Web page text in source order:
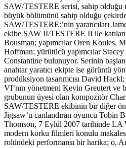
SAW/TESTERE serisi, sahip olduğu
büyük bölümünü sahip olduğu
SAW/TESTERE:’nin yaratıcıları
ekibe SAW II/TESTERE II ile
Bousman; yapımcılar Oren Koules,
Hoffman; yürütücü yapımcılar
Constantine bulunuyor. Serinin
anahtar yaratıcı ekipte ise görüntü
prodüksiyon tasarımcısı David
VI’nın yönetmeni Kevin Greutert ve
grubunun üyesi olan kompozitör
SAW/TESTERE ekibinin bir diğer
Jigsaw’u canlandıran oyuncu Tobin
Thomson, 7 Eylül 2007 tarihinde LA
modern korku filmleri konulu
rolündeki performansı bir harika; o,